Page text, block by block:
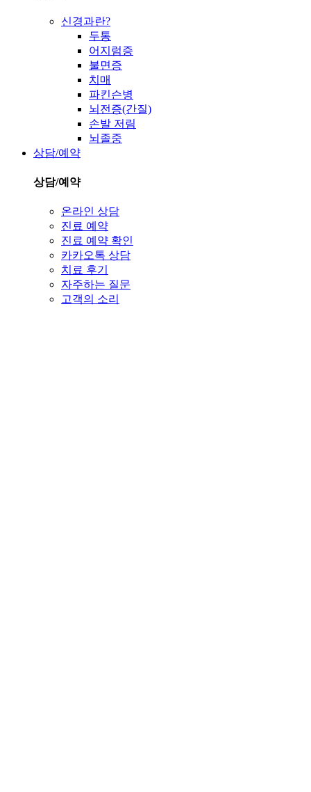
신경과란?
두통
어지럼증
불면증
치매
파킨슨병
뇌전증(간질)
손발 저림
뇌졸중
상담/예약
상담/예약
온라인 상담
진료 예약
진료 예약 확인
카카오톡 상담
치료 후기
자주하는 질문
고객의 소리